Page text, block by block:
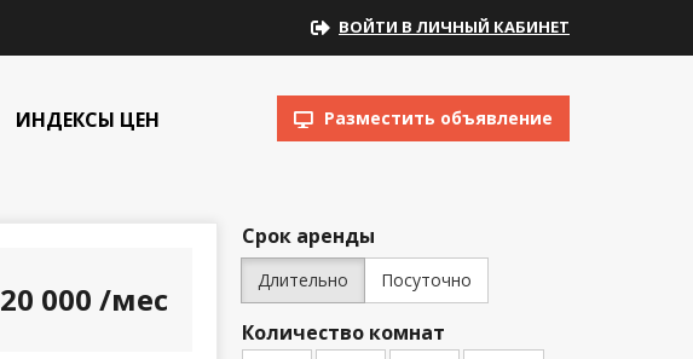
ВОЙТИ В ЛИЧНЫЙ КАБИНЕТ
ИНДЕКСЫ ЦЕН Разместить объявление
Срок аренды
Длительно Посуточно
Количество комнат
20 000 /мес